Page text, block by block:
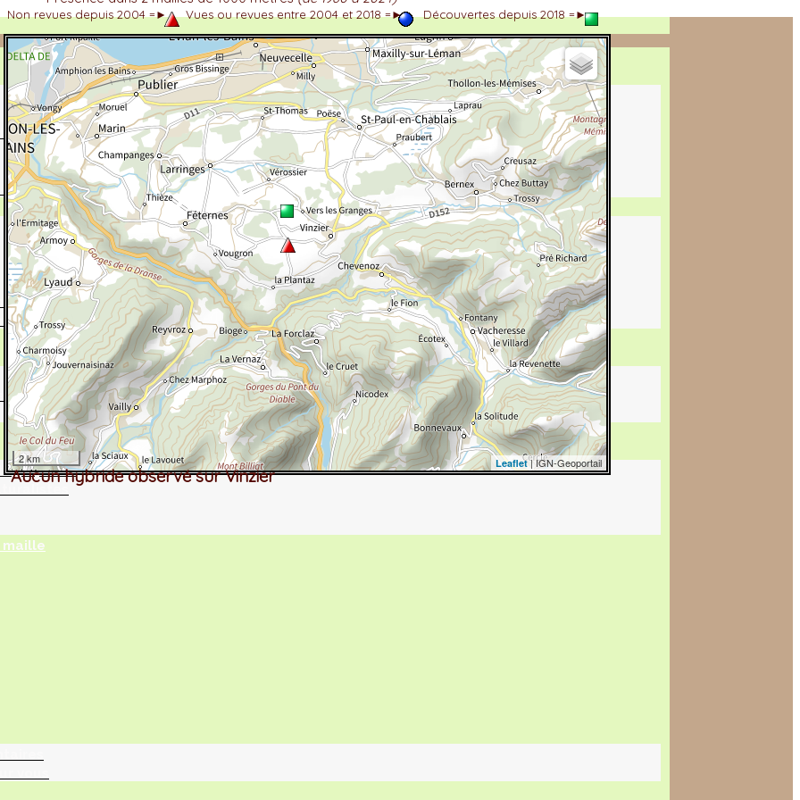
Alpes
et cotations UICN)
?
maille
2 km Leaflet| IGN-Geoportail
Aucun hybride observé sur Vinzier
Non revues depuis 2004 =► Vues ou revues entre 2004 et 2018 =► Découvertes depuis 2018 =►